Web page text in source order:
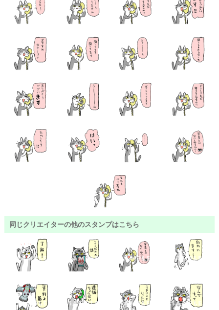
同じクリエイターの他のスタンプはこちら